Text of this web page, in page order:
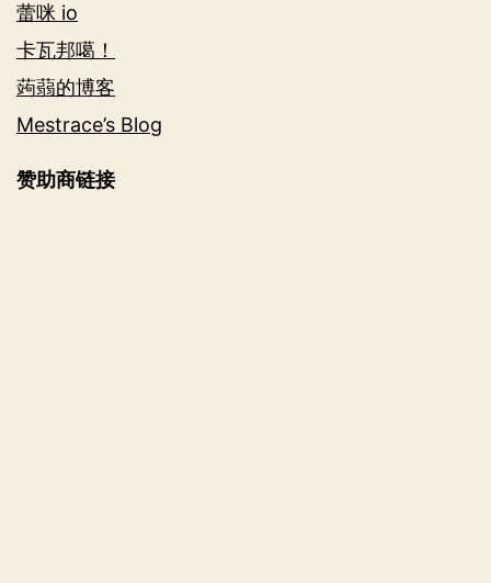
蕾咪 io
卡瓦邦噶！
蒟蒻的博客
Mestrace’s Blog
赞助商链接